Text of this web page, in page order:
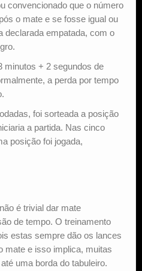
convencionado que o número
o mate e se fosse igual ou
declarada empatada, com o
minutos + 2 segundos de
a perda por tempo
foi sorteada a posição
a partida. Nas cinco
posição foi jogada,
é trivial dar mate
de tempo. O treinamento
estas sempre dão os lances
mate e isso implica, muitas
uma borda do tabuleiro.